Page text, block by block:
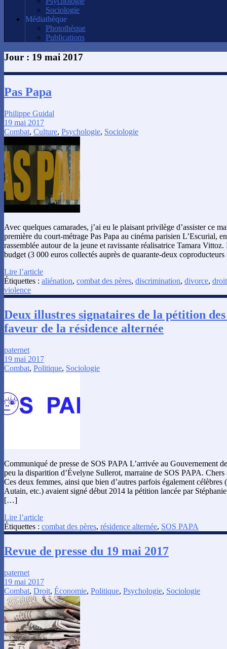
Sociologie
Médiathèque
Photothèque
Publications
Jour : 19 mai 2017
Pas Papa
Philippe Guidal
19 mai 2017
Combat, Culture, Psychologie, Sociologie
Avec quelques camarades, j’ai eu le plaisant privilège d’assister ce
première du court-métrage Pas Papa au cinéma parisien L’Escurial,
rassemblée autour de la jeune et ravissante réalisatrice Tamara
budget (3 000 euros collectés auprès de quarante-deux
Lire l’article
Étiquettes : aliénation, combat des pères, discrimination, divorce,
violence
Deux illustres signataires de la pétition des
faveur de la résidence alternée
paternet
19 mai 2017
Combat, Politique, Sociologie
Communiqué de presse de SOS PAPA L’arrivée au Gouvernement
peu la disparition d’Évelyne Sullerot, marraine de SOS PAPA. Chers
Ces deux femmes, ainsi que bien d’autres parfois également
Autain, etc.) avaient signé début 2014 la pétition lancée par
[…]
Lire l’article
Étiquettes : combat des pères, résidence alternée, SOS PAPA
Revue de presse du 19 mai 2017
paternet
19 mai 2017
Combat, Droit, Économie, Politique, Psychologie, Sociologie